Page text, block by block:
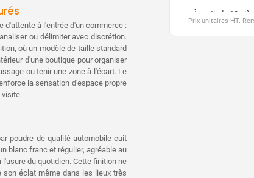
d'attente à l'entrée d'un commerce :
ou délimiter avec discrétion.
où un modèle de taille standard
d'une boutique pour organiser
ou tenir une zone à l'écart. Le
la sensation d'espace propre
visite.
poudre de qualité automobile cuit
blanc franc et régulier, agréable au
du quotidien. Cette finition ne
son éclat même dans les lieux très
À partir de 10
Prix unitaires HT.